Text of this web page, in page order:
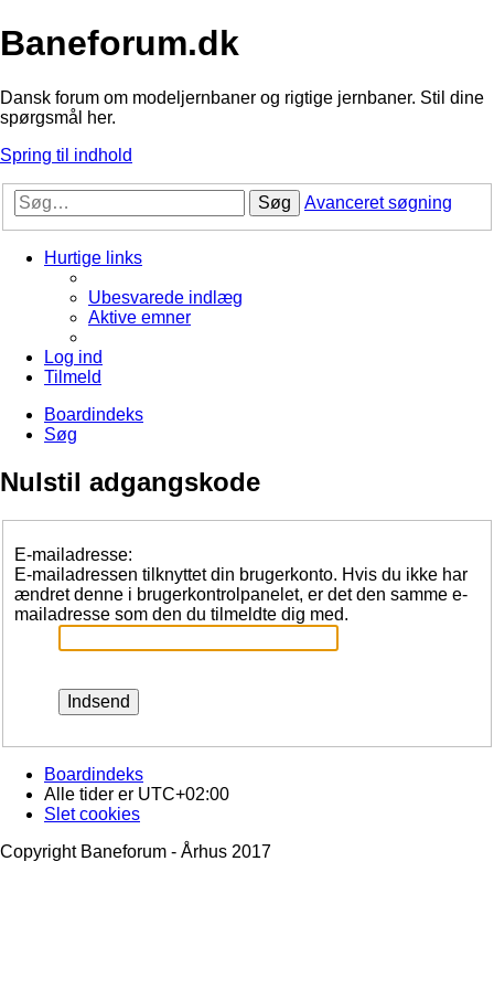
Baneforum.dk
Dansk forum om modeljernbaner og rigtige jernbaner. Stil dine
spørgsmål her.
Spring til indhold
Søg Avanceret søgning
Hurtige links
Ubesvarede indlæg
Aktive emner
Log ind
Tilmeld
Boardindeks
Søg
Nulstil adgangskode
E-mailadresse:
E-mailadressen tilknyttet din brugerkonto. Hvis du ikke har
ændret denne i brugerkontrolpanelet, er det den samme e-
mailadresse som den du tilmeldte dig med.
Boardindeks
Alle tider er UTC+02:00
Slet cookies
Copyright Baneforum - Århus 2017